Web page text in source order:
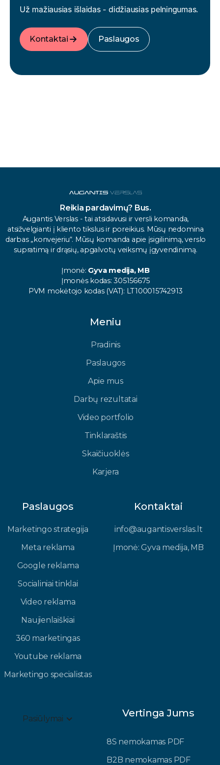
Už mažiausias išlaidas - didžiausias pelningumas.
Kontaktai Paslaugos
Reikia pardavimų? Bus.
Augantis Verslas - tai atsidavusi ir versli komanda,
atsižvelgianti į kliento tikslus ir poreikius. Mūsų nedomina
darbas „konvejeriu“. Mūsų komanda apie įsigilinimą, verslo
supratimą ir drąsių, apgalvotų veiksmų įgyvendinimą.
Įmonė: Gyva medija, MB
Įmonės kodas: 305156675
PVM mokėtojo kodas (VAT): LT100015742913
Meniu
Pradinis
Paslaugos
Apie mus
Darbų rezultatai
Video portfolio
Tinklaraštis
Skaičiuoklės
Karjera
Paslaugos
Marketingo strategija
Meta reklama
Google reklama
Socialiniai tinklai
Video reklama
Naujienlaiškiai
360 marketingas
Youtube reklama
Marketingo specialistas
Kontaktai
info@augantisverslas.lt​
Įmonė: Gyva medija, MB​
Pasiūlymai Vertinga Jums
8S nemokamas PDF
B2B nemokamas PDF